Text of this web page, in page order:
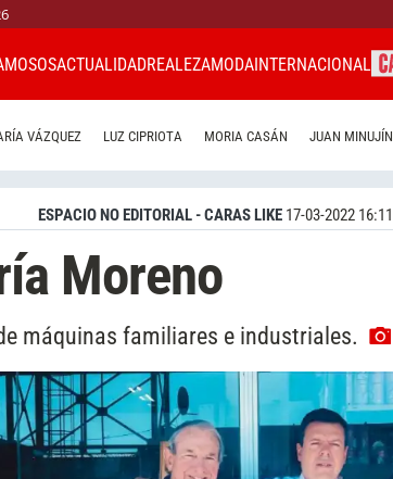
ACTUALIDADREALEZAMODAINTERNACIONAL
VÁZQUEZ LUZ CIPRIOTA MORIA CASÁN JUAN MINUJÍN
ESPACIO NO EDITORIAL - CARAS LIKE 17-03-2022 16:11
Moreno
máquinas familiares e industriales.